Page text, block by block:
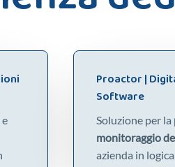
e
Proactor |
Software
Soluzione per la
monitoraggio
azienda in